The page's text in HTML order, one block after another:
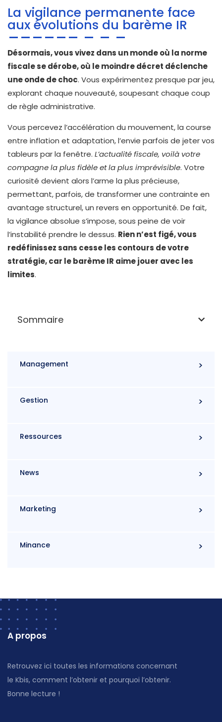
La vigilance permanente face
aux évolutions du barème IR
Désormais, vous vivez dans un monde où la norme
fiscale se dérobe, où le moindre décret déclenche
une onde de choc. Vous expérimentez presque par jeu,
explorant chaque nouveauté, soupesant chaque coup
de règle administrative.
Vous percevez l’accélération du mouvement, la course
entre inflation et adaptation, l’envie parfois de jeter vos
tableurs par la fenêtre. L’actualité fiscale, voilà votre
compagne la plus fidèle et la plus imprévisible. Votre
curiosité devient alors l’arme la plus précieuse,
permettant, parfois, de transformer une contrainte en
avantage structurel, un revers en opportunité. De fait,
la vigilance absolue s’impose, sous peine de voir
l’instabilité prendre le dessus. Rien n’est figé, vous
redéfinissez sans cesse les contours de votre
stratégie, car le barème IR aime jouer avec les
limites.
Sommaire
Management
Gestion
Ressources
News
Marketing
Minance
A propos
Retrouvez ici toutes les informations concernant
le Kbis, comment l’obtenir et pourquoi l’obtenir.
Bonne lecture !